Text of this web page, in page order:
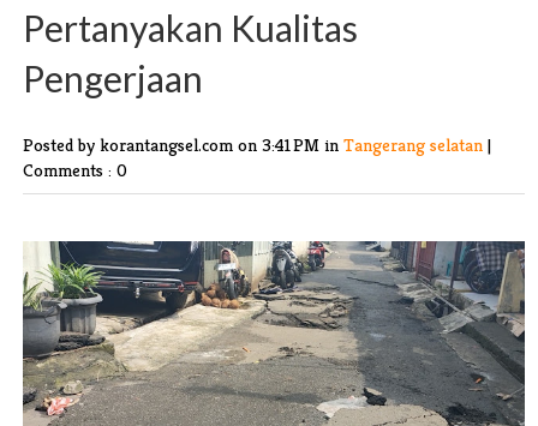
Pertanyakan Kualitas
Pengerjaan
Posted by korantangsel.com on 3:41 PM in Tangerang selatan |
Comments : 0